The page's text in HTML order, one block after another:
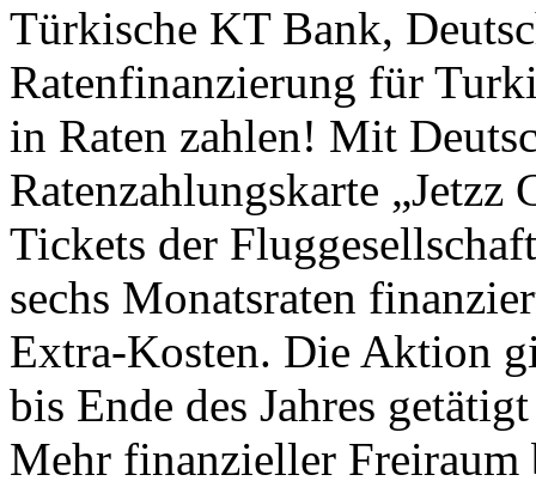
Türkische KT Bank,
Ratenfinanzierung für
in Raten zahlen! Mit
Ratenzahlungskarte
Tickets der
sechs Monatsraten
Extra-Kosten. Die Aktion
bis Ende des Jahres
Mehr finanzieller Freiraum